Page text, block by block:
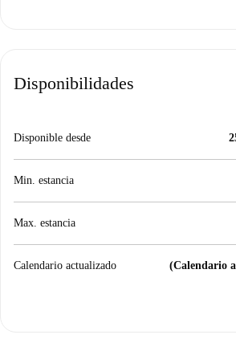
Disponibilidades
Disponible desde
Min. estancia
Max. estancia
Calendario actualizado (Calendario